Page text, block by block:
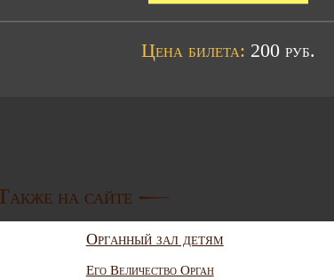
Цена билета: 200 руб.
на сайте
Органный зал детям
Его Величество Орган